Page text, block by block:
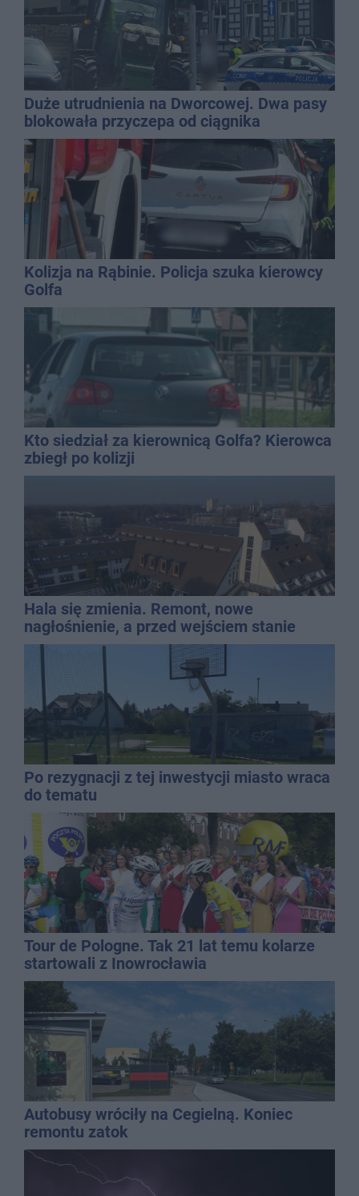
Duże utrudnienia na Dworcowej. Dwa pasy
blokowała przyczepa od ciągnika
Kolizja na Rąbinie. Policja szuka kierowcy
Golfa
Kto siedział za kierownicą Golfa? Kierowca
zbiegł po kolizji
Hala się zmienia. Remont, nowe
nagłośnienie, a przed wejściem stanie
QEMETICA ARENA
Po rezygnacji z tej inwestycji miasto wraca
do tematu
Tour de Pologne. Tak 21 lat temu kolarze
startowali z Inowrocławia
Autobusy wróciły na Cegielną. Koniec
remontu zatok